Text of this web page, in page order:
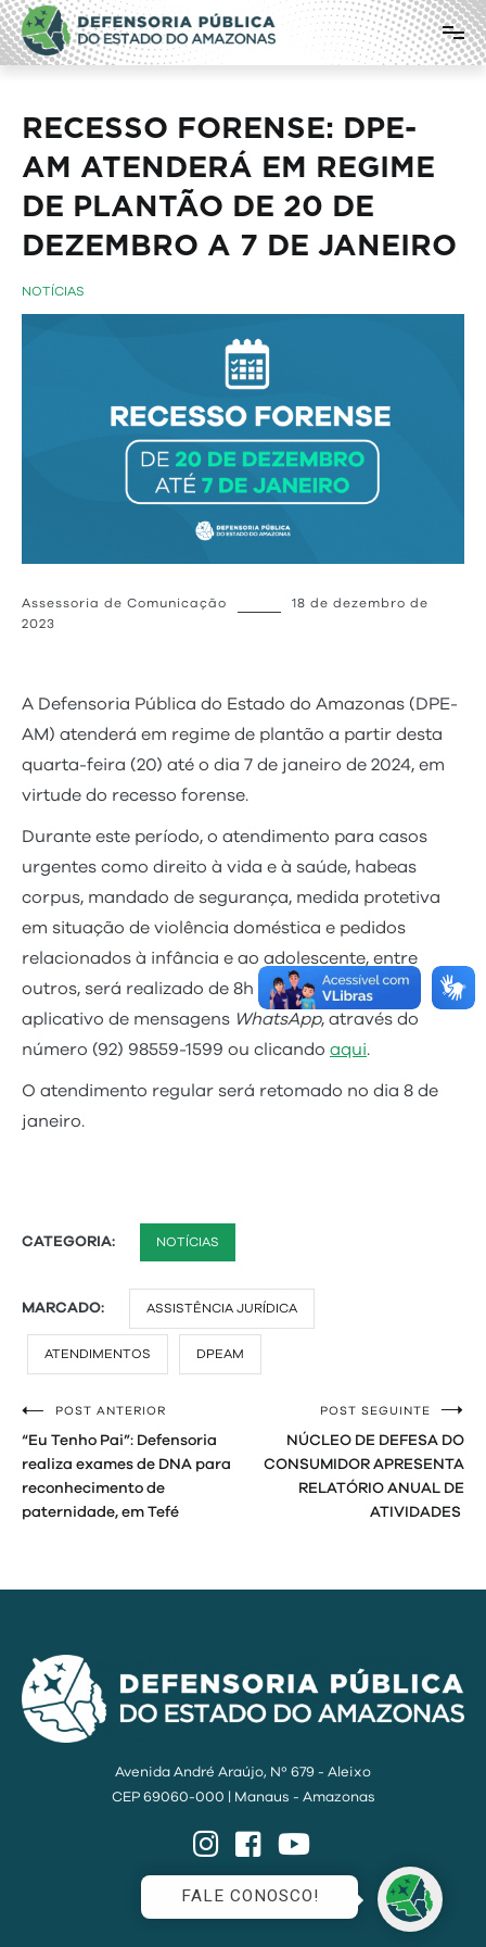
Pular
para
o
conteúdo
Defensoria Pública do Estado do
Amazonas
RECESSO FORENSE: DPE-
AM ATENDERÁ EM REGIME
DE PLANTÃO DE 20 DE
DEZEMBRO A 7 DE JANEIRO
NOTÍCIAS
Assessoria de Comunicação
18 de dezembro de
2023
A Defensoria Pública do Estado do Amazonas (DPE-
AM) atenderá em regime de plantão a partir desta
quarta-feira (20) até o dia 7 de janeiro de 2024, em
virtude do recesso forense.
Durante este período, o atendimento para casos
urgentes como direito à vida e à saúde, habeas
corpus, mandado de segurança, medida protetiva
em situação de violência doméstica e pedidos
relacionados à infância e ao adolescente, entre
outros, será realizado de 8h às 17h, por meio do
aplicativo de mensagens WhatsApp, através do
número (92) 98559-1599 ou clicando aqui.
O atendimento regular será retomado no dia 8 de
janeiro.
CATEGORIA: NOTÍCIAS
MARCADO: ASSISTÊNCIA JURÍDICA
ATENDIMENTOS DPEAM
Navegação
de
Post
POST ANTERIOR
“Eu Tenho Pai”: Defensoria
realiza exames de DNA para
reconhecimento de
paternidade, em Tefé
POST SEGUINTE
NÚCLEO DE DEFESA DO
CONSUMIDOR APRESENTA
RELATÓRIO ANUAL DE
ATIVIDADES
Avenida André Araújo, Nº 679 - Aleixo
CEP 69060-000 | Manaus - Amazonas
InstagramFacebook
FALE CONOSCO!